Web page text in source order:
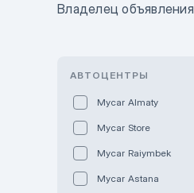
Владелец объявления
АВТОЦЕНТРЫ
Mycar Almaty
Mycar Store
Mycar Raiymbek
Mycar Astana